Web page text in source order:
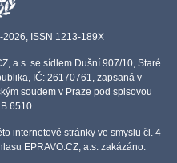
2026, ISSN 1213-189X
a.s. se sídlem Dušní 907/10, Staré
IČ: 26170761, zapsaná v
soudem v Praze pod spisovou
6510.
internetové stránky ve smyslu čl. 4
EPRAVO.CZ, a.s. zakázáno.